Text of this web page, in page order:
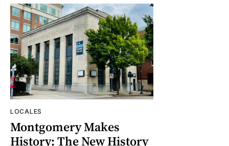
LOCALES
Montgomery Makes
History: The New History